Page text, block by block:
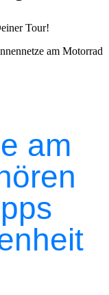
Tour!
am